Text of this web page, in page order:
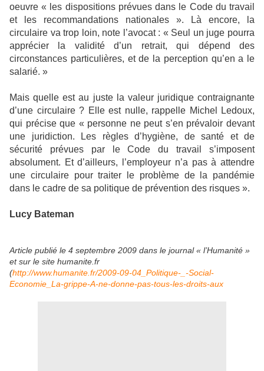
oeuvre « les dispositions prévues dans le Code du travail
et les recommandations nationales ». Là encore, la
circulaire va trop loin, note l’avocat : « Seul un juge pourra
apprécier la validité d’un retrait, qui dépend des
circonstances particulières, et de la perception qu’en a le
salarié. »
Mais quelle est au juste la valeur juridique contraignante
d’une circulaire ? Elle est nulle, rappelle Michel Ledoux,
qui précise que « personne ne peut s’en prévaloir devant
une juridiction. Les règles d’hygiène, de santé et de
sécurité prévues par le Code du travail s’imposent
absolument. Et d’ailleurs, l’employeur n’a pas à attendre
une circulaire pour traiter le problème de la pandémie
dans le cadre de sa politique de prévention des risques ».
Lucy Bateman
Article publié le 4 septembre 2009 dans le journal « l’Humanité »
et sur le site humanite.fr
(http://www.humanite.fr/2009-09-04_Politique-_-Social-
Economie_La-grippe-A-ne-donne-pas-tous-les-droits-aux